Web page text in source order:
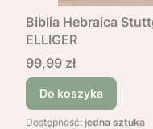
Biblia Hebraica
ELLIGER
Cena
99,99 zł
Do koszyka
Dostępność: jedna sztuka